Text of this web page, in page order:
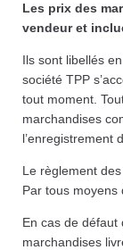
Les prix des
vendeur et
Ils sont libellés
société TPP
tout moment.
marchandises
l’enregistrement
Le règlement
Par tous moyens
En cas de défaut
marchandises